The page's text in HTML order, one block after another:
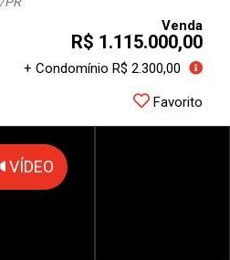
Venda
R$ 1.115.000,00
+ Condomínio R$ 2.300,00
Favorito
VÍDEO